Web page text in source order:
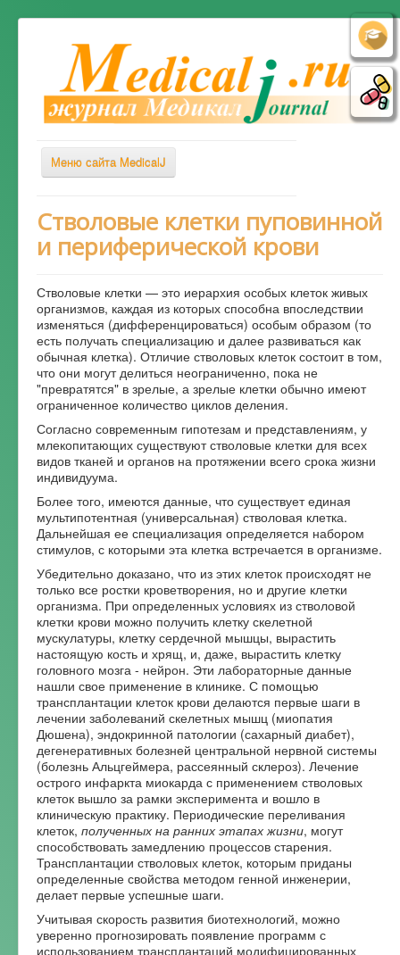
Меню сайта MedicalJ
Весь Медикал
Симптомы
Диагностика
Лечение
Советы врача
Альтернативная медицина
Стволовые клетки пуповинной
и периферической крови
Стволовые клетки — это иерархия особых клеток живых
организмов, каждая из которых способна впоследствии
изменяться (дифференцироваться) особым образом (то
есть получать специализацию и далее развиваться как
обычная клетка). Отличие стволовых клеток состоит в том,
что они могут делиться неограниченно, пока не
"превратятся" в зрелые, а зрелые клетки обычно имеют
ограниченное количество циклов деления.
Согласно современным гипотезам и представлениям, у
млекопитающих существуют стволовые клетки для всех
видов тканей и органов на протяжении всего срока жизни
индивидуума.
Более того, имеются данные, что существует единая
мультипотентная (универсальная) стволовая клетка.
Дальнейшая ее специализация определяется набором
стимулов, с которыми эта клетка встречается в организме.
Убедительно доказано, что из этих клеток происходят не
только все ростки кроветворения, но и другие клетки
организма. При определенных условиях из стволовой
клетки крови можно получить клетку скелетной
мускулатуры, клетку сердечной мышцы, вырастить
настоящую кость и хрящ, и, даже, вырастить клетку
головного мозга - нейрон. Эти лабораторные данные
нашли свое применение в клинике. С помощью
трансплантации клеток крови делаются первые шаги в
лечении заболеваний скелетных мышц (миопатия
Дюшена), эндокринной патологии (сахарный диабет),
дегенеративных болезней центральной нервной системы
(болезнь Альцгеймера, рассеянный склероз). Лечение
острого инфаркта миокарда с применением стволовых
клеток вышло за рамки эксперимента и вошло в
клиническую практику. Периодические переливания
клеток, полученных на ранних этапах жизни, могут
способствовать замедлению процессов старения.
Трансплантации стволовых клеток, которым приданы
определенные свойства методом генной инженерии,
делает первые успешные шаги.
Учитывая скорость развития биотехнологий, можно
уверенно прогнозировать появление программ с
использованием трансплантаций модифицированных